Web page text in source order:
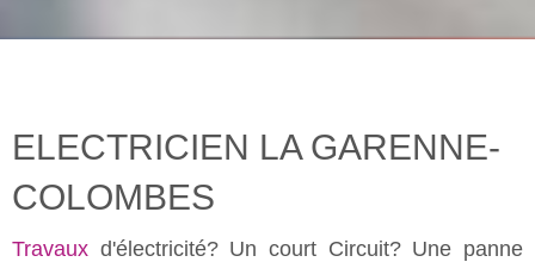
ELECTRICIEN LA GARENNE-
COLOMBES
Travaux d'électricité? Un court Circuit? Une panne